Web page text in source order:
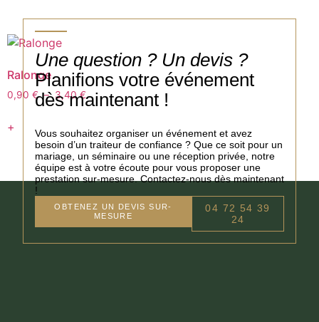
Ralonge
0,90 € – 3,40€
+
Une question ? Un devis ?
Planifions votre événement
dès maintenant !
Vous souhaitez organiser un événement et avez
besoin d’un traiteur de confiance ? Que ce soit pour un
mariage, un séminaire ou une réception privée, notre
équipe est à votre écoute pour vous proposer une
prestation sur-mesure. Contactez-nous dès maintenant
!
OBTENEZ UN DEVIS SUR-
MESURE
04 72 54 39
24